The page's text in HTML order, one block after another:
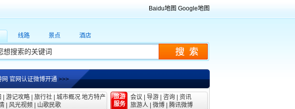
Baidu地图 Google地图
线路 景点 酒店
官网认证微博开通>>>
游记攻略 旅行社 城市概况 地方特产
风光视频 山歌民歌
旅游
服务
会议 导游 咨询
资讯
旅游人
微博 腾讯微博